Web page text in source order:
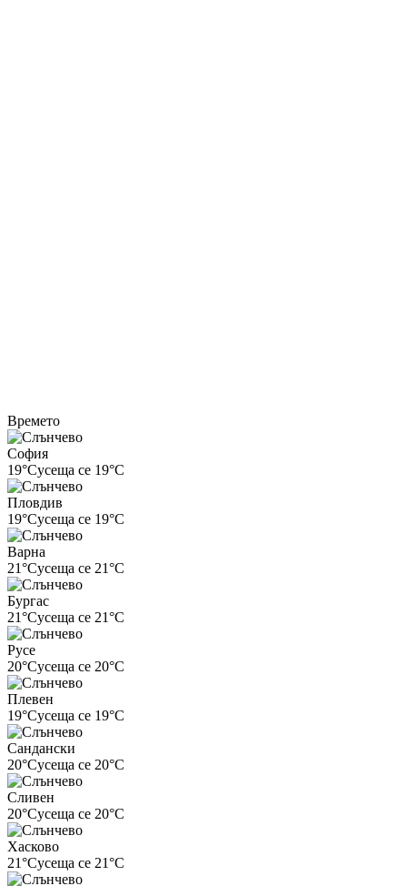
Времето
София
19°Cусеща се 19°C
Пловдив
19°Cусеща се 19°C
Варна
21°Cусеща се 21°C
Бургас
21°Cусеща се 21°C
Русе
20°Cусеща се 20°C
Плевен
19°Cусеща се 19°C
Сандански
20°Cусеща се 20°C
Сливен
20°Cусеща се 20°C
Хасково
21°Cусеща се 21°C